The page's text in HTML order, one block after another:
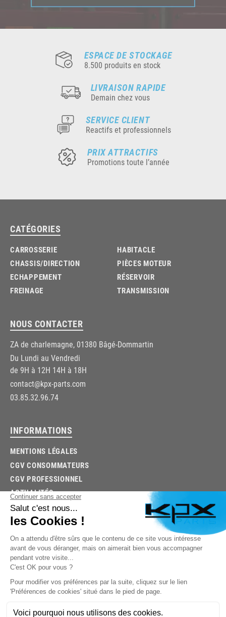
ESPACE DE STOCKAGE
8.500 produits en stock
LIVRAISON RAPIDE
Demain chez vous
SERVICE CLIENT
Reactifs et professionnels
PRIX ATTRACTIFS
Promotions toute l’année
CATÉGORIES
CARROSSERIE
CHASSIS/DIRECTION
ECHAPPEMENT
FREINAGE
HABITACLE
PIÈCES MOTEUR
RÉSERVOIR
TRANSMISSION
NOUS CONTACTER
ZA de charlemagne, 01380 Bâgé-Dommartin
Du Lundi au Vendredi
de 9H à 12H 14H à 18H
contact@kpx-parts.com
03.85.32.96.74
INFORMATIONS
MENTIONS LÉGALES
CGV CONSOMMATEURS
CGV PROFESSIONNEL
ACTUALITÉS